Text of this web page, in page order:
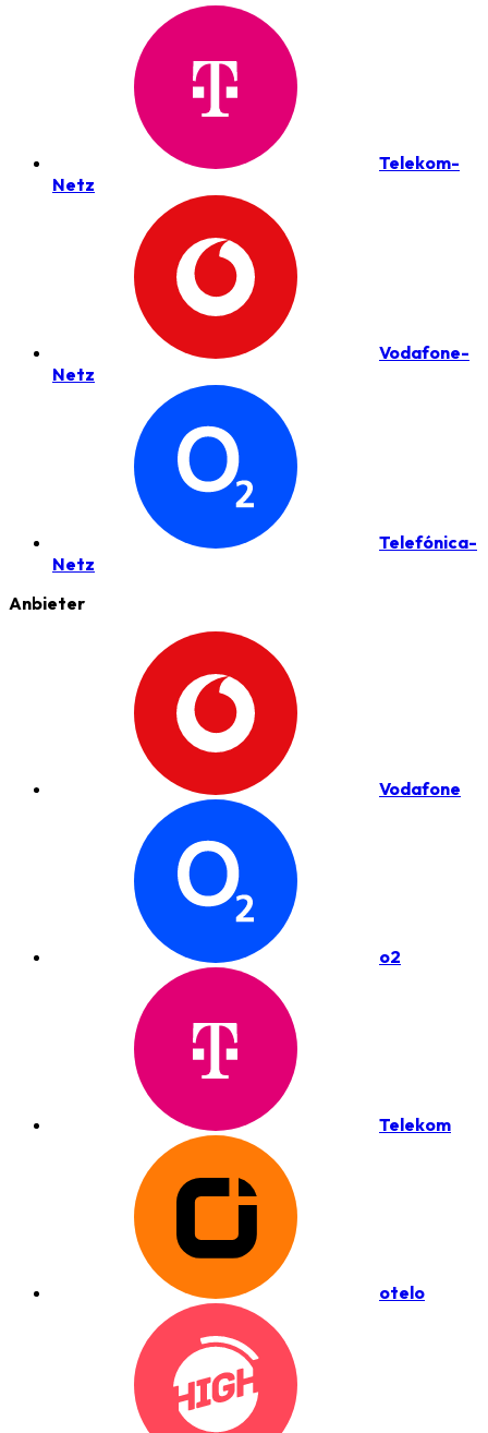
Telekom-
Netz
Vodafone-
Netz
Telefónica-
Netz
Anbieter
Vodafone
o2
Telekom
otelo